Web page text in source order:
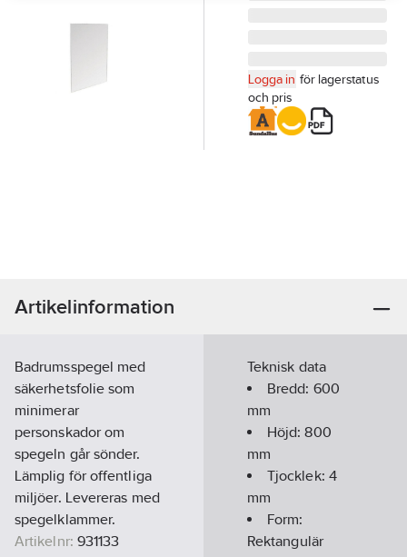
Logga in för lagerstatus
och pris
Artikelinformation
Badrumsspegel med
säkerhetsfolie som
minimerar
personskador om
spegeln går sönder.
Lämplig för offentliga
miljöer. Levereras med
spegelklammer.
Artikelnr: 931133
Teknisk data
Bredd: 600
mm
Höjd:800
mm
Tjocklek: 4
mm
Form:
Rektangulär